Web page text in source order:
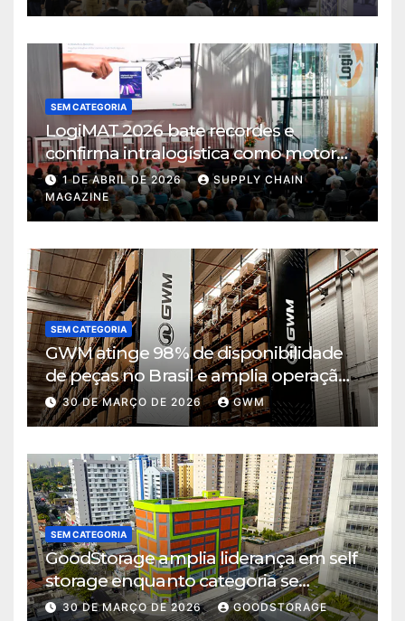
SEM CATEGORIA
LogiMAT 2026 bate recordes e
confirma intralogística como motor
de decisão em tempos de incerteza
1 DE ABRIL DE 2026
SUPPLY CHAIN
MAGAZINE
SEM CATEGORIA
GWM atinge 98% de disponibilidade
de peças no Brasil e amplia operação
logística em Cajamar
30 DE MARÇO DE 2026 GWM
SEM CATEGORIA
GoodStorage amplia liderança em self
storage enquanto categoria se
consolida em São Paulo
30 DE MARÇO DE 2026 GOODSTORAGE